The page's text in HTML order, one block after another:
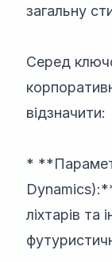
загальну
Серед
відзначити:
*
ліхтарів